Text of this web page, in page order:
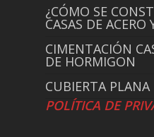
¿CÓMO SE
CASAS DE
CIMENTACIÓN
DE HORMIGON
CUBIERTA PLANA
POLÍTICA DE